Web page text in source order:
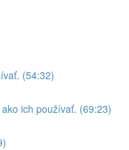
(54:32)
ich používať. (69:23)